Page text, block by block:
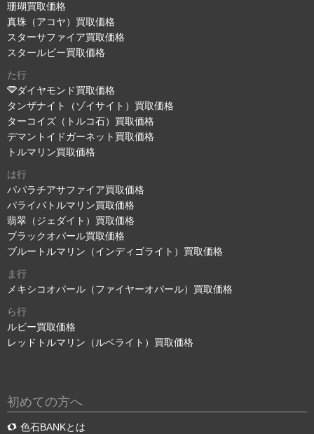
珊瑚買取価格
真珠（アコヤ）買取価格
スターサファイア買取価格
スタールビー買取価格
た行
ダイヤモンド買取価格
タンザナイト（ゾイサイト）買取価格
ターコイズ（トルコ石）買取価格
デマントイドガーネット買取価格
トルマリン買取価格
は行
パパラチアサファイア買取価格
パライバトルマリン買取価格
翡翠（ジェダイト）買取価格
ブラックオパール買取価格
ブルートルマリン（インディゴライト）買取価格
ま行
メキシコオパール（ファイヤーオパール）買取価格
ら行
ルビー買取価格
レッドトルマリン（ルベライト）買取価格
初めての方へ
色石BANKとは